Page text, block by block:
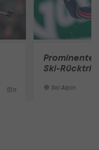
11
Prominente
Ski-
Ski Alpin